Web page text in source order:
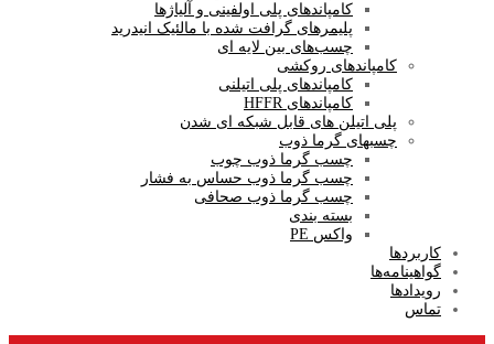
کامپاندهای پلی اولفینی و آلیاژها
پلیمرهای گرافت شده با مالئیک انیدرید
چسب‌های بین لایه ای
کامپاندهای روکشی
کامپاندهای پلی اتیلنی
کامپاندهای HFFR
پلی اتیلن های قابل شبکه ای شدن
چسبهای گرما ذوب
چسب گرما ذوب چوب
چسب گرما­ ذوب حساس به فشار
چسب گرما ذوب صحافی
بسته بندی
واکس PE
کاربردها
گواهینامه‌ها
رویدادها
تماس